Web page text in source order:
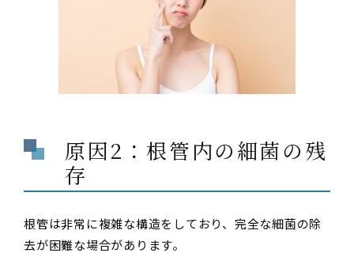
原因2：根管内の細菌の残
存
根管は非常に複雑な構造をしており、完全な細菌の除
去が困難な場合があります。